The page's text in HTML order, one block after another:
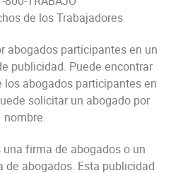
de los Trabajadores
abogados participantes en un
publicidad. Puede encontrar
abogados participantes en
solicitar un abogado por
nombre.
firma de abogados o un
de abogados. Esta publicidad